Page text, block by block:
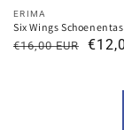
Verkoper:
ERIMA
Six Wings Schoenentas
Normale
€16,00 EUR
Kortingsprijs